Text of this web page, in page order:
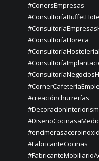
#ConersEmpresas
#ConsultoríaHoreca
#creaciónchurrerías
#FabricanteCocinas